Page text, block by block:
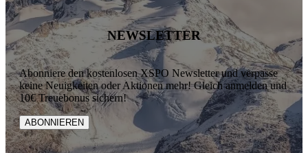
NEWSLETTER
Abonniere den kostenlosen XSPO Newsletter und verpasse
keine Neuigkeiten oder Aktionen mehr! Gleich anmelden und
10€ Treuebonus sichern!
ABONNIEREN